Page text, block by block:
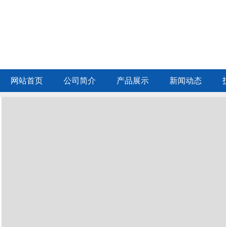
网站首页 公司简介 产品展示 新闻动态